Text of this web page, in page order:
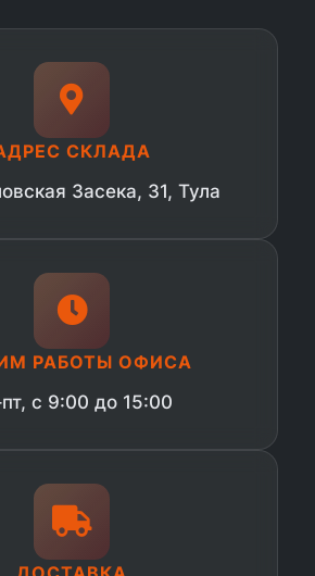
СКЛАДА
Засека, 31, Тула
РАБОТЫ ОФИСА
с 9:00 до 15:00